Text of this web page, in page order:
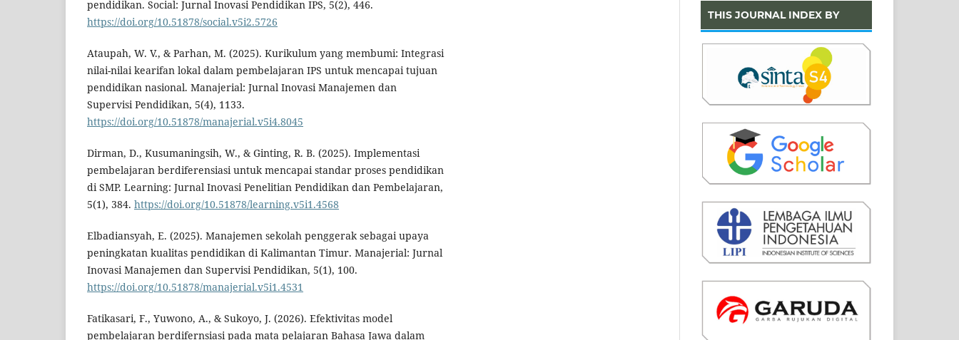
pendidikan. Social: Jurnal Inovasi Pendidikan IPS, 5(2), 446.
https://doi.org/10.51878/social.v5i2.5726
Ataupah, W. V., & Parhan, M. (2025). Kurikulum yang membumi: Integrasi
nilai-nilai kearifan lokal dalam pembelajaran IPS untuk mencapai tujuan
pendidikan nasional. Manajerial: Jurnal Inovasi Manajemen dan
Supervisi Pendidikan, 5(4), 1133.
https://doi.org/10.51878/manajerial.v5i4.8045
Dirman, D., Kusumaningsih, W., & Ginting, R. B. (2025). Implementasi
pembelajaran berdiferensiasi untuk mencapai standar proses pendidikan
di SMP. Learning: Jurnal Inovasi Penelitian Pendidikan dan Pembelajaran,
5(1), 384. https://doi.org/10.51878/learning.v5i1.4568
Elbadiansyah, E. (2025). Manajemen sekolah penggerak sebagai upaya
peningkatan kualitas pendidikan di Kalimantan Timur. Manajerial: Jurnal
Inovasi Manajemen dan Supervisi Pendidikan, 5(1), 100.
https://doi.org/10.51878/manajerial.v5i1.4531
Fatikasari, F., Yuwono, A., & Sukoyo, J. (2026). Efektivitas model
pembelajaran berdifernsiasi pada mata pelajaran Bahasa Jawa dalam
THIS JOURNAL INDEX BY